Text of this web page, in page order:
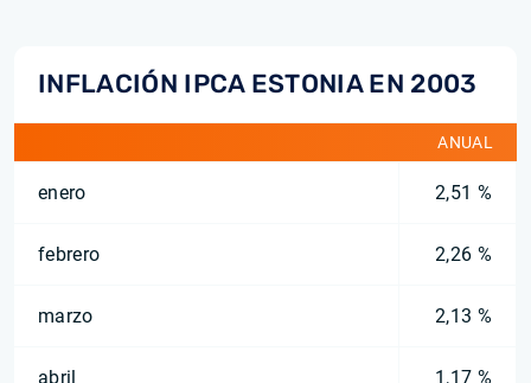
INFLACIÓN IPCA ESTONIA EN 2003
ANUAL
enero 2,51 %
febrero 2,26 %
marzo 2,13 %
abril 1,17 %